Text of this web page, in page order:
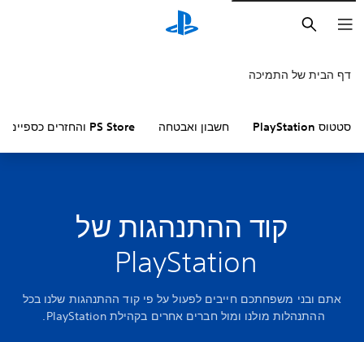
חיפוש
דף הבית של התמיכה
סטטוס PlayStation חשבון ואבטחה PS Store והחזרים כספיים
קוד ההתנהגות של
PlayStation
אתם ובני משפחתכם חייבים לפעול על פי קוד ההתנהגות שלנו בכל
ההתנהלות מולנו ומול חברים אחרים בקהילת PlayStation.